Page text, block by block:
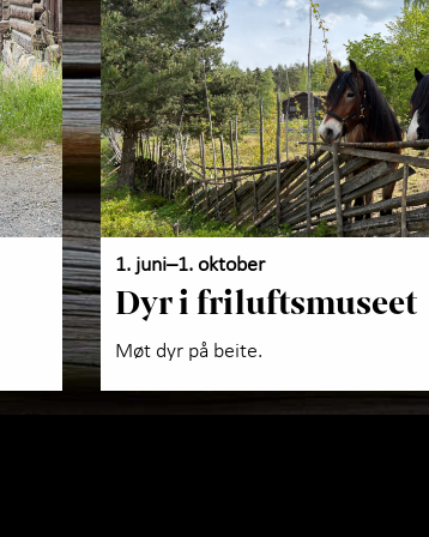
Utforsk samlingene
Om Maihaugen
1. juni–1. oktober
Dyr i friluftsmuseet
Møt dyr på beite.